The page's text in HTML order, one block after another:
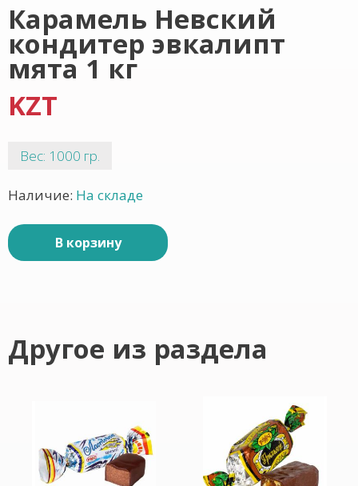
Карамель Невский
кондитер эвкалипт
мята 1 кг
KZT
Вес: 1000 гр.
Наличие: На складе
В корзину
Другое из раздела